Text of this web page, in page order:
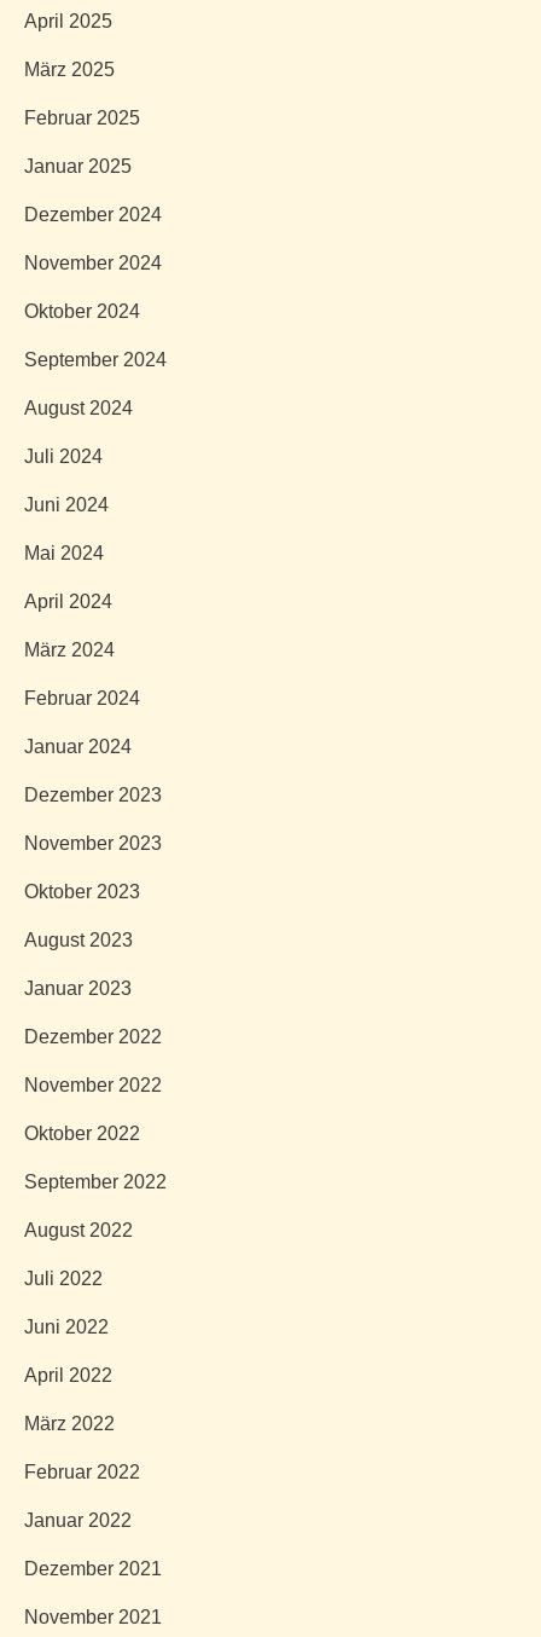
April 2025
März 2025
Februar 2025
Januar 2025
Dezember 2024
November 2024
Oktober 2024
September 2024
August 2024
Juli 2024
Juni 2024
Mai 2024
April 2024
März 2024
Februar 2024
Januar 2024
Dezember 2023
November 2023
Oktober 2023
August 2023
Januar 2023
Dezember 2022
November 2022
Oktober 2022
September 2022
August 2022
Juli 2022
Juni 2022
April 2022
März 2022
Februar 2022
Januar 2022
Dezember 2021
November 2021